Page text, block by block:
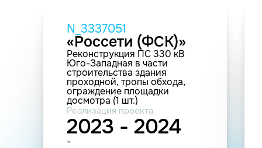
N_3337051
«Россети (ФСК)»
Реконструкция ПС 330 кВ
Юго-Западная в части
строительства здания
проходной, тропы обхода,
ограждение площадки
досмотра (1 шт.)
Реализация проекта
2023 - 2024
-